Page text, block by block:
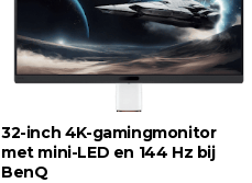
32-inch 4K-gamingmonitor
met mini-LED en 144 Hz bij
BenQ